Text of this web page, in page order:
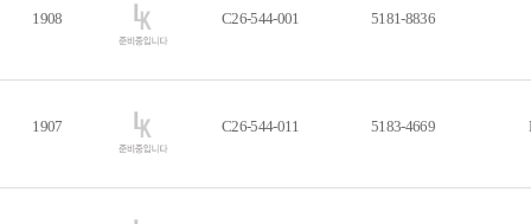
1908 C26-544-001 5181-8836
1907 C26-544-011 5183-4669